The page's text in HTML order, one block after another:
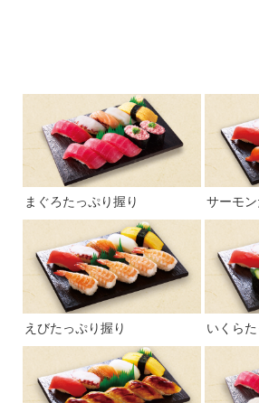
まぐろたっぷり握り サーモ
えびたっぷり握り いくら